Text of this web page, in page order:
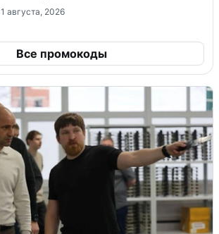
августа, 2026
Все промокоды